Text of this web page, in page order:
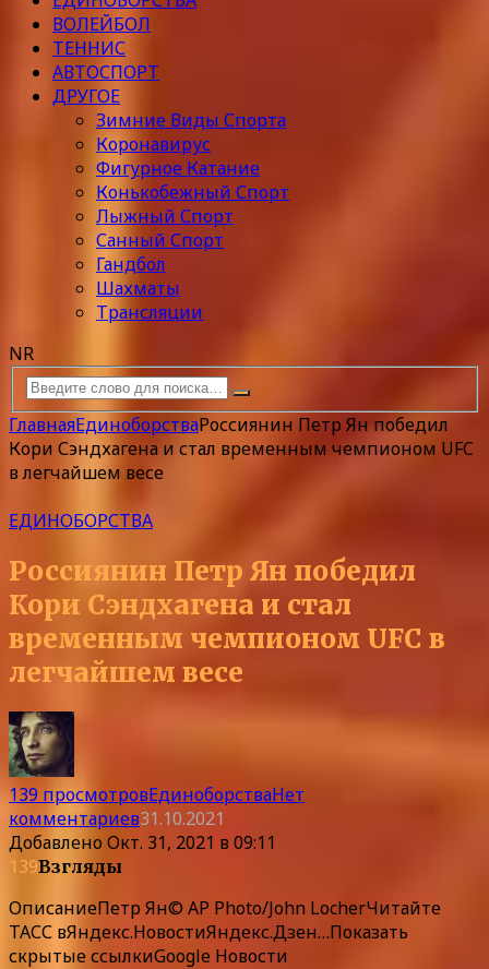
ВОЛЕЙБОЛ
ТЕННИС
АВТОСПОРТ
ДРУГОЕ
Зимние Виды Спорта
Коронавирус
Фигурное Катание
Конькобежный Спорт
Лыжный Спорт
Санный Спорт
Гандбол
Шахматы
Трансляции
NR
ГлавнаяЕдиноборстваРоссиянин Петр Ян победил
Кори Сэндхагена и стал временным чемпионом UFC
в легчайшем весе
ЕДИНОБОРСТВА
Россиянин Петр Ян победил
Кори Сэндхагена и стал
временным чемпионом UFC в
легчайшем весе
139 просмотровЕдиноборстваНет
комментариев31.10.2021
Добавлено Окт. 31, 2021 в 09:11
139Взгляды
ОписаниеПетр Ян© AP Photo/John LocherЧитайте
ТАСС вЯндекс.НовостиЯндекс.Дзен…Показать
скрытые ссылкиGoogle Новости